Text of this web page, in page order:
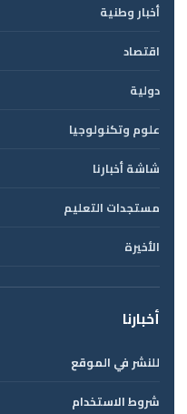
أخبار وطنية
اقتصاد
دولية
علوم وتكنولوجيا
شاشة أخبارنا
مستجدات التعليم
الأخيرة
أخبارنا
للنشر في الموقع
شروط الاستخدام